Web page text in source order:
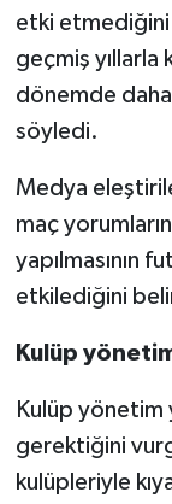
etki etmediğini
geçmiş yıllarla
dönemde
söyledi.
Medya
maç
yapılmasının
etkilediğini
Kulüp
Kulüp yönetim
gerektiğini
kulüpleriyle